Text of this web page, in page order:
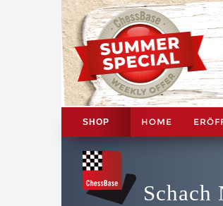
SHOP HOME
Schach